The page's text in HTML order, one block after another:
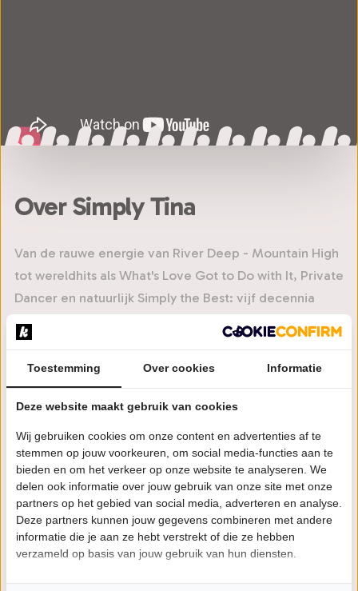
Over Simply Tina
Van de rauwe energie van River Deep - Mountain High
tot wereldhits als What's Love Got to Do with It, Private
Dancer en natuurlijk Simply the Best: vijf decennia
muziekgeschiedenis van een vrouw die de rock-'n-roll
herdefinieerde. In Simply Tina stapt zangeres Bonita
Niessen in de voetsporen van de legende, en pakt ze
de essentie van Tina Turner tot in de perfectie. De
explosieve begintijd van de Ike & Tina Turner Revue
passeert, net als haar iconische comeback en haar
transformatie tot wereldwijd symbool van kracht en
onverzettelijkheid.
Bonita is een absolute vakvrouw. Ze deelde het
podium met Michael Bublé en stond regelmatig als
achtergrondzangeres bij Helene Fischer, en wanneer
zij het podium betreedt voel je de passie, soul en
Toestemming Over cookies Informatie
Deze website maakt gebruik van cookies
Wij gebruiken cookies om onze content en advertenties af te
stemmen op jouw voorkeuren, om social media-functies aan te
bieden en om het verkeer op onze website te analyseren. We
delen ook informatie over jouw gebruik van onze site met onze
partners op het gebied van social media, adverteren en analyse.
Deze partners kunnen jouw gegevens combineren met andere
informatie die je aan ze hebt verstrekt of die ze hebben
verzameld op basis van jouw gebruik van hun diensten.